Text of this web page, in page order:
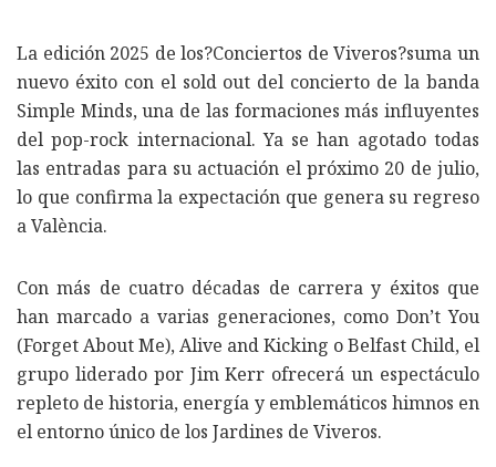
La edición 2025 de los?Conciertos de Viveros?suma un
nuevo éxito con el sold out del concierto de la banda
Simple Minds, una de las formaciones más influyentes
del pop-rock internacional. Ya se han agotado todas
las entradas para su actuación el próximo 20 de julio,
lo que confirma la expectación que genera su regreso
a València.
Con más de cuatro décadas de carrera y éxitos que
han marcado a varias generaciones, como Don’t You
(Forget About Me), Alive and Kicking o Belfast Child, el
grupo liderado por Jim Kerr ofrecerá un espectáculo
repleto de historia, energía y emblemáticos himnos en
el entorno único de los Jardines de Viveros.